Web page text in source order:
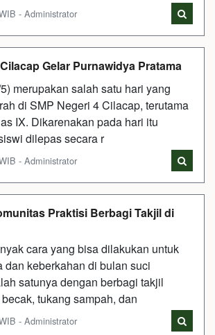
- Administrator
Gelar Purnawidya Pratama
merupakan salah satu hari yang
di SMP Negeri 4 Cilacap, terutama
IX. Dikarenakan pada hari itu
dilepas secara r
- Administrator
Praktisi Berbagi Takjil di
cara yang bisa dilakukan untuk
dan keberkahan di bulan suci
satunya dengan berbagi takjil
tukang sampah, dan
- Administrator